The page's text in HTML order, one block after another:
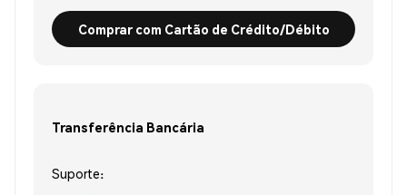
Comprar com Cartão de Crédito/Débito
Transferência Bancária
Suporte: